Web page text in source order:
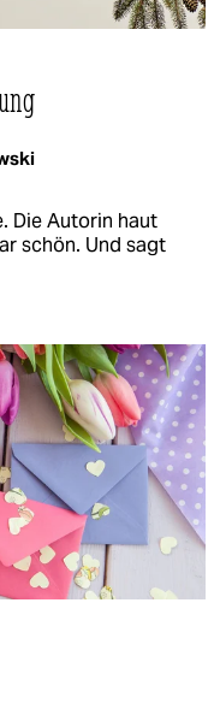
Die Autorin haut
schön. Und sagt